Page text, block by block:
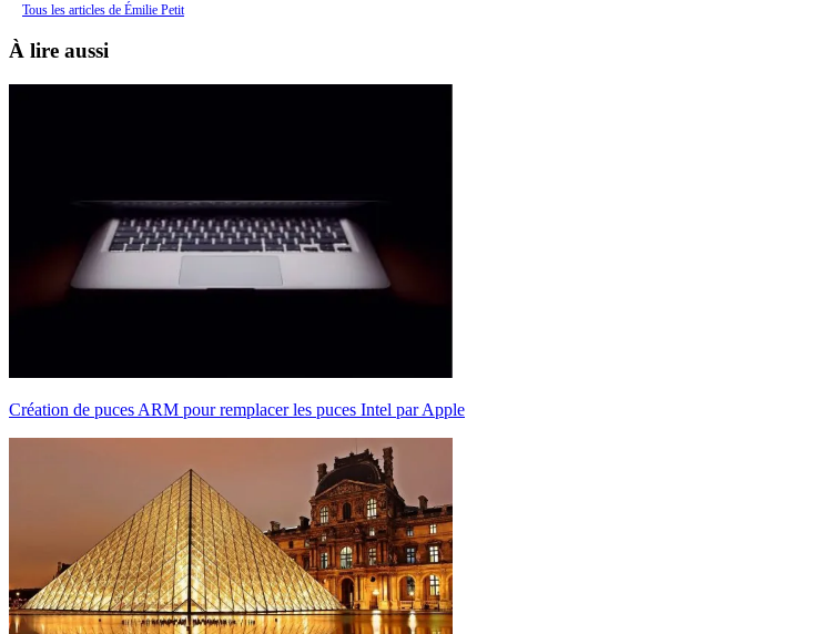
Tous les articles de Émilie Petit
À lire aussi
Création de puces ARM pour remplacer les puces Intel par Apple